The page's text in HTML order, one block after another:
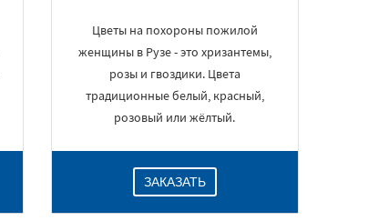
Цветы на похороны пожилой
женщины в Рузе - это хризантемы,
розы и гвоздики. Цвета
традиционные белый, красный,
розовый или жёлтый.
ЗАКАЗАТЬ